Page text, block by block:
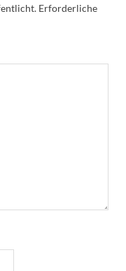
Erforderliche